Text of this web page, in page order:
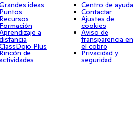
Grandes ideas
Puntos
Recursos
Formación
Aprendizaje a
distancia
ClassDojo Plus
Rincón de
actividades
Centro de ayuda
Contactar
Ajustes de
cookies
Aviso de
transparencia en
el cobro
Privacidad y
seguridad